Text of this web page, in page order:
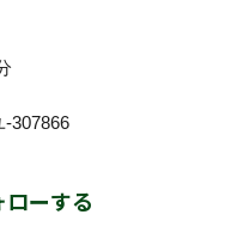
307866
ローする